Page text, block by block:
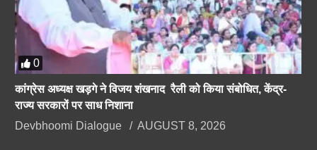
0
कांग्रेस अध्यक्ष खड़गे ने विजय शंखनाद रैली को किया संबोधित, केंद्र-
राज्य सरकारों पर साध निशाना
Devbhoomi Dialogue
AUGUST 8, 2026